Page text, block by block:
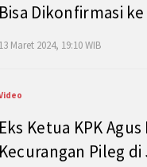
Bisa Dikonfirmasi
13 Maret 2024, 19:10 WIB
Eks Ketua KPK
Kecurangan Pileg